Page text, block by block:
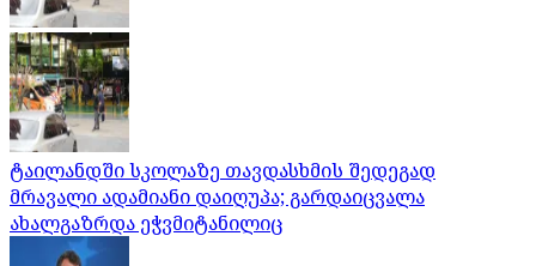
ტაილანდში სკოლაზე თავდასხმის შედეგად
მრავალი ადამიანი დაიღუპა; გარდაიცვალა
ახალგაზრდა ეჭვმიტანილიც